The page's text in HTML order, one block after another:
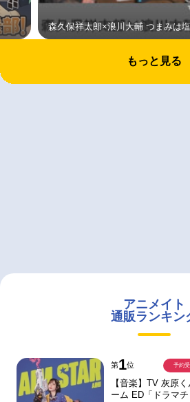
森久保祥太郎×浪川大輔 つまみは
もっと見る
アニメイト
通販ランキン
第1位
【音楽】TV 灰原
ーム ED「ドラマ
予約